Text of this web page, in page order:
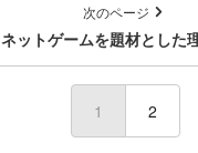
次のページ
ネットゲームを題材とした
1 (current)
2